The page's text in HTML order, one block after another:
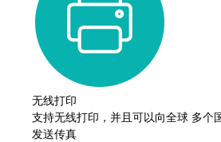
无线打印
支持无线打印，并且可以向全球 多个
发送传真